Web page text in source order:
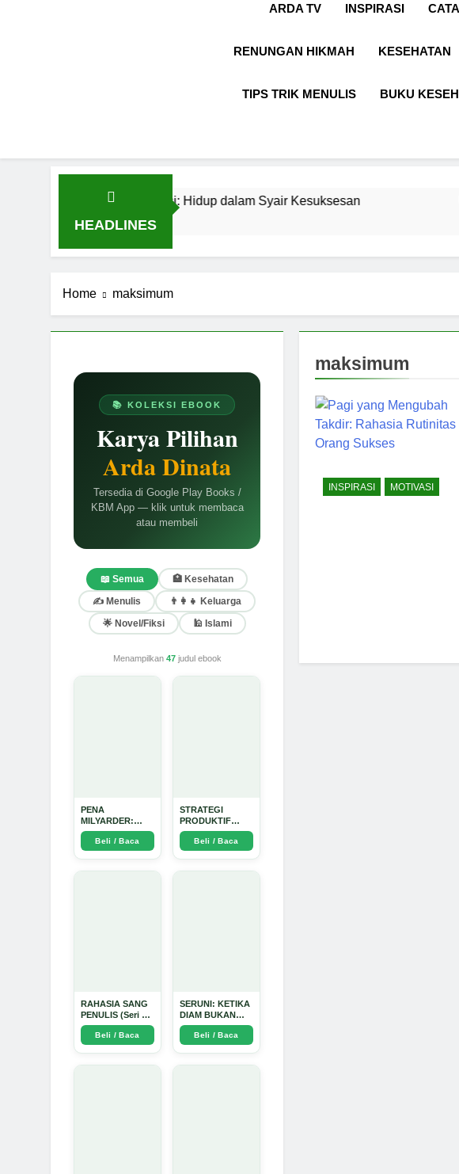
ARDA TV INSPIRASI
RENUNGAN HIKMAH KESEHATAN
TIPS TRIK MENULIS BUKU
HEADLINES
Inspirasi: Hidup dalam Syair Kesuksesan Ungkapan
Home maksimum
📚 KOLEKSI EBOOK
Karya Pilihan
Arda Dinata
Tersedia di Google Play Books /
KBM App — klik untuk membaca
atau membeli
📖 Semua
🏥 Kesehatan
✍️ Menulis
👨‍👩‍👧 Keluarga
🌟 Novel/Fiksi
🕌 Islami
Menampilkan 47judul ebook
PENA
MILYARDER:
Kisah, Rahasia
Sukses, dan
Panduan Menjadi
Beli / Baca
STRATEGI
PRODUKTIF
MENULIS
UPDATE - Arda
Dinata
Beli / Baca
RAHASIA SANG
PENULIS (Seri 1)
- Arda Dinata
Beli / Baca
SERUNI: KETIKA
DIAM BUKAN
LAGI PILIHAN -
Arda Dinata
Beli / Baca
maksimum
INSPIRASI MOTIVASI